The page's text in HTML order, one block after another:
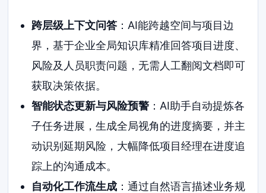
跨层级上下文问答：AI能跨越空间与项目边
界，基于企业全局知识库精准回答项目进度、
风险及人员职责问题，无需人工翻阅文档即可
获取决策依据。
智能状态更新与风险预警：AI助手自动提炼各
子任务进展，生成全局视角的进度摘要，并主
动识别延期风险，大幅降低项目经理在进度追
踪上的沟通成本。
自动化工作流生成：通过自然语言描述业务规